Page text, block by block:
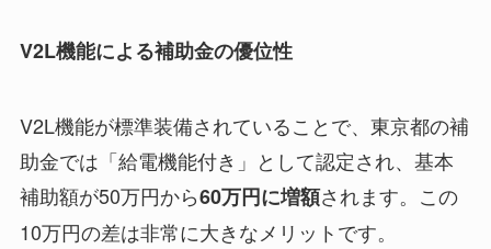
V2L機能による補助金の優位性
V2L機能が標準装備されていることで、東京都の補
助金では「給電機能付き」として認定され、基本
補助額が50万円から60万円に増額されます。この
10万円の差は非常に大きなメリットです。